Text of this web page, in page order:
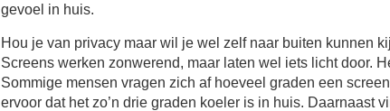
gevoel in huis.
Hou je van privacy maar wil je wel zelf naar buiten kunnen
Screens werken zonwerend, maar laten wel iets licht door.
Sommige mensen vragen zich af hoeveel graden een
ervoor dat het zo’n drie graden koeler is in huis. Daarnaast